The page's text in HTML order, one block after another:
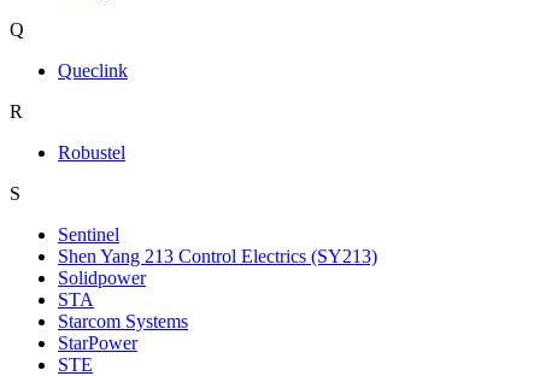
Q
Queclink
R
Robustel
S
Sentinel
Shen Yang 213 Control Electrics (SY213)
Solidpower
STA
Starcom Systems
StarPower
STE